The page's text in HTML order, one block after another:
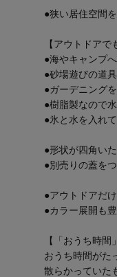
●狭い居住空間
【アウトドアで
●海やキャンプ
●砂場遊びの道
●ガーデニング
●樹脂製なので
●氷と水を入れ
●形状が四角い
●別売りの蓋を
●アウトドアだ
●カラー展開も
【「おうち時間
おうち時間がた
散らかっていた